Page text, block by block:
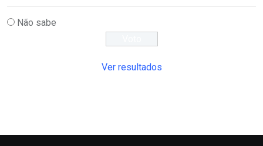
Não sabe
Ver resultados